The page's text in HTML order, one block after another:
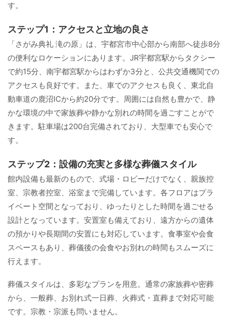
す。
ステップ1：アクセスと立地の良さ
「さがみ典礼 滝の原」は、宇都宮市中心部から南部へ徒歩8分
の便利なロケーションにあります。JR宇都宮駅からタクシー
で約15分、南宇都宮駅からはわずか3分と、公共交通機関での
アクセスも良好です。また、車でのアクセスも良く、東北自
動車道の鹿沼ICから約20分です。周囲には自然も豊かで、静
かな環境の中で家族葬や静かな別れの時間を過ごすことがで
きます。駐車場は200台完備されており、大型車でも安心で
す。
ステップ2：設備の充実と多様な葬儀スタイル
館内設備も最新のもので、式場・ロビーだけでなく、親族控
室、宗教者控室、浴室まで完備しています。各フロアはプラ
イベート空間となっており、ゆったりとした時間を過ごせる
設計となっています。安置室も備えており、遠方からの遺体
の預かりや長期間の安置にも対応しています。食事室や会食
スペースもあり、葬儀後の会食やお別れの時間もスムーズに
行えます。
葬儀スタイルは、多彩なプランを用意。通常の家族葬や密葬
から、一般葬、お別れ式一日葬、火葬式・直葬まで対応可能
です。宗教・宗派も問いません。